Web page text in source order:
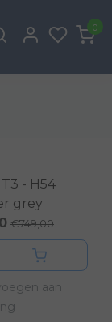
0
T3 - H54
grey
€749,00
aan